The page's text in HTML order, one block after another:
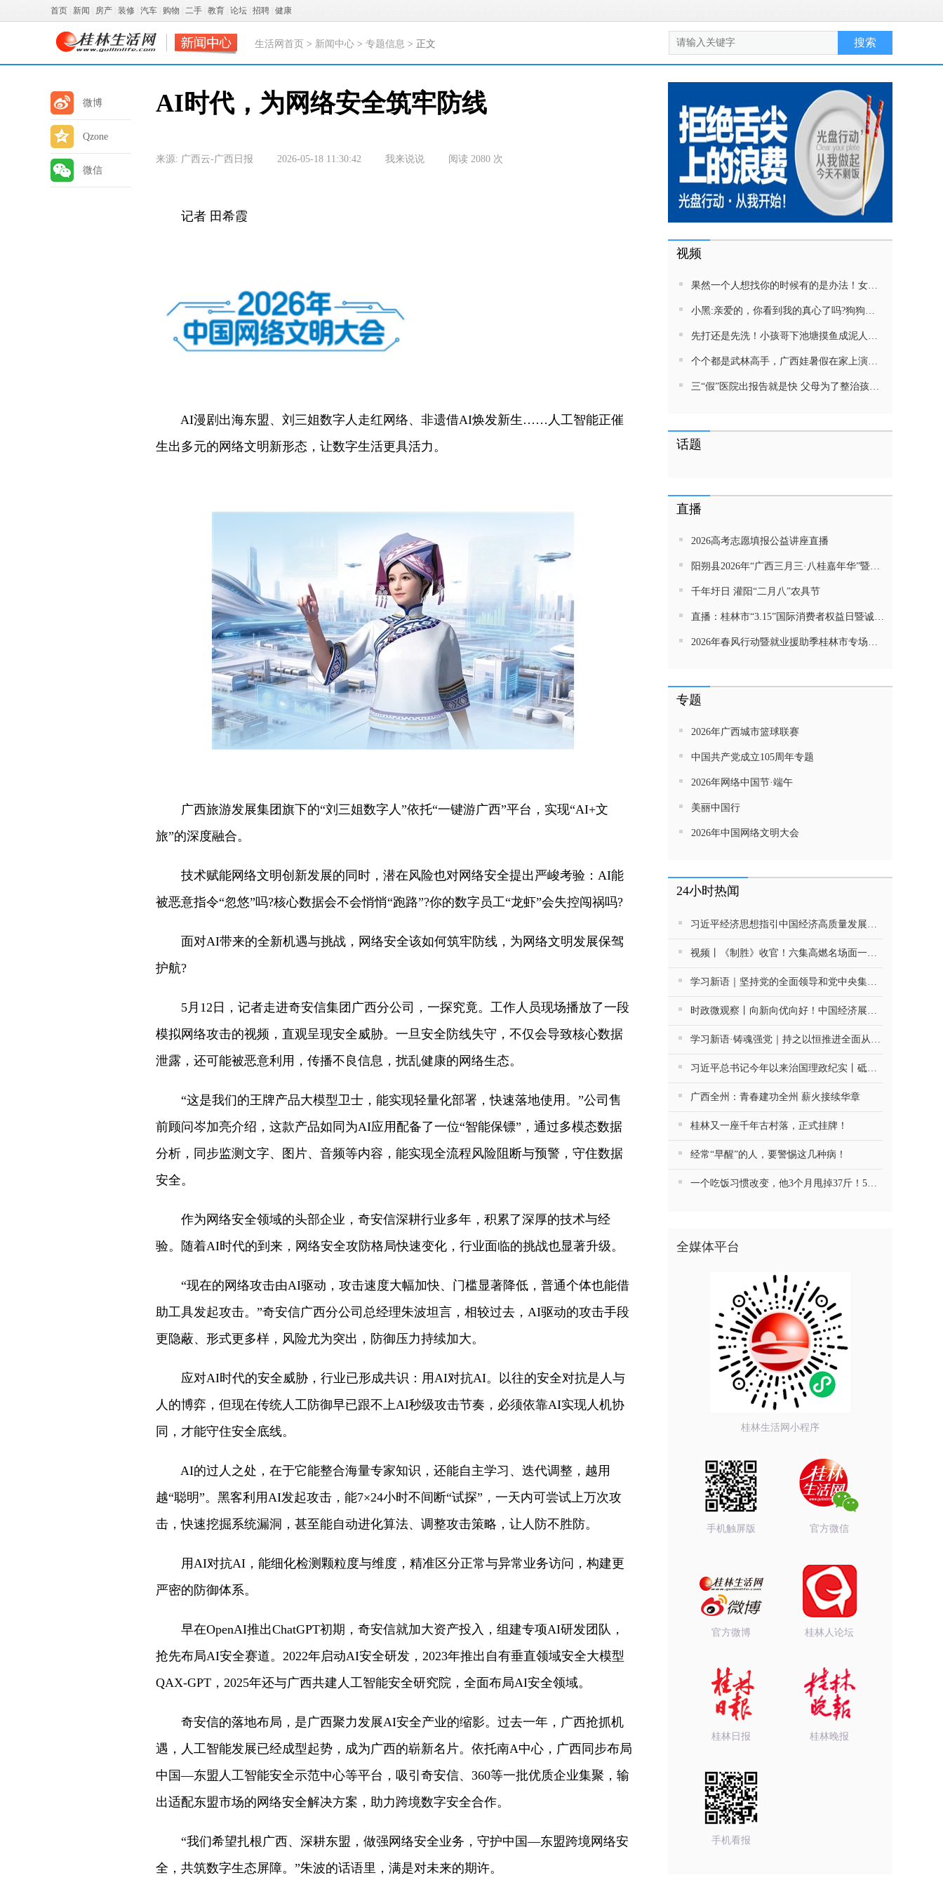
首页 新闻 房产 装修 汽车 购物 二手 教育 论坛 招聘 健康
生活网首页 > 新闻中心 > 专题信息 > 正文
微博
Qzone
微信
AI时代，为网络安全筑牢防线
来源: 广西云-广西日报 2026-05-18 11:30:42 我来说说 阅读 2080 次
记者 田希霞
AI漫剧出海东盟、刘三姐数字人走红网络、非遗借AI焕发新生……人工智能正催
生出多元的网络文明新形态，让数字生活更具活力。
广西旅游发展集团旗下的“刘三姐数字人”依托“一键游广西”平台，实现“AI+文
旅”的深度融合。
技术赋能网络文明创新发展的同时，潜在风险也对网络安全提出严峻考验：AI能
被恶意指令“忽悠”吗?核心数据会不会悄悄“跑路”?你的数字员工“龙虾”会失控闯祸吗?
面对AI带来的全新机遇与挑战，网络安全该如何筑牢防线，为网络文明发展保驾
护航?
5月12日，记者走进奇安信集团广西分公司，一探究竟。工作人员现场播放了一段
模拟网络攻击的视频，直观呈现安全威胁。一旦安全防线失守，不仅会导致核心数据
泄露，还可能被恶意利用，传播不良信息，扰乱健康的网络生态。
“这是我们的王牌产品大模型卫士，能实现轻量化部署，快速落地使用。”公司售
前顾问岑加亮介绍，这款产品如同为AI应用配备了一位“智能保镖”，通过多模态数据
分析，同步监测文字、图片、音频等内容，能实现全流程风险阻断与预警，守住数据
安全。
作为网络安全领域的头部企业，奇安信深耕行业多年，积累了深厚的技术与经
验。随着AI时代的到来，网络安全攻防格局快速变化，行业面临的挑战也显著升级。
“现在的网络攻击由AI驱动，攻击速度大幅加快、门槛显著降低，普通个体也能借
助工具发起攻击。”奇安信广西分公司总经理朱波坦言，相较过去，AI驱动的攻击手段
更隐蔽、形式更多样，风险尤为突出，防御压力持续加大。
应对AI时代的安全威胁，行业已形成共识：用AI对抗AI。以往的安全对抗是人与
人的博弈，但现在传统人工防御早已跟不上AI秒级攻击节奏，必须依靠AI实现人机协
同，才能守住安全底线。
AI的过人之处，在于它能整合海量专家知识，还能自主学习、迭代调整，越用
越“聪明”。黑客利用AI发起攻击，能7×24小时不间断“试探”，一天内可尝试上万次攻
击，快速挖掘系统漏洞，甚至能自动进化算法、调整攻击策略，让人防不胜防。
用AI对抗AI，能细化检测颗粒度与维度，精准区分正常与异常业务访问，构建更
严密的防御体系。
早在OpenAI推出ChatGPT初期，奇安信就加大资产投入，组建专项AI研发团队，
抢先布局AI安全赛道。2022年启动AI安全研发，2023年推出自有垂直领域安全大模型
QAX-GPT，2025年还与广西共建人工智能安全研究院，全面布局AI安全领域。
奇安信的落地布局，是广西聚力发展AI安全产业的缩影。过去一年，广西抢抓机
遇，人工智能发展已经成型起势，成为广西的崭新名片。依托南A中心，广西同步布局
中国—东盟人工智能安全示范中心等平台，吸引奇安信、360等一批优质企业集聚，输
出适配东盟市场的网络安全解决方案，助力跨境数字安全合作。
“我们希望扎根广西、深耕东盟，做强网络安全业务，守护中国—东盟跨境网络安
全，共筑数字生态屏障。”朱波的话语里，满是对未来的期许。
视频
果然一个人想找你的时候有的是办法！女生吵架将男友拉黑，结果男友给家里狗打电话了！汪：吵死了，一会就去把号码注销
小黑:亲爱的，你看到我的真心了吗?狗狗雨中等好朋狗不愿离去，网友:确实搞笑，黄黄都有男朋友，你却没有
先打还是先洗！小孩哥下池塘摸鱼成泥人！网友：这才是童年该有的样子，好怀念
个个都是武林高手，广西娃暑假在家上演武侠片，80后90后:以前我们也这样玩
三“假”医院出报告就是快 父母为了整治孩子少吃零食想尽了办法 网友：“又有”笑死我了
话题
直播
2026高考志愿填报公益讲座直播
阳朔县2026年“广西三月三·八桂嘉年华”暨金龙巡游活动直播
千年圩日 灌阳“二月八”农具节
直播：桂林市“3.15”国际消费者权益日暨诚信教育主题活动网民面对面活动
2026年春风行动暨就业援助季桂林市专场招聘活动直播带岗
专题
2026年广西城市篮球联赛
中国共产党成立105周年专题
2026年网络中国节·端午
美丽中国行
2026年中国网络文明大会
24小时热闻
习近平经济思想指引中国经济高质量发展行稳致远
视频丨《制胜》收官！六集高燃名场面一次看够
学习新语｜坚持党的全面领导和党中央集中统一领导
时政微观察丨向新向优向好！中国经济展现强大韧性和活力
学习新语·铸魂强党｜持之以恒推进全面从严治党
习近平总书记今年以来治国理政纪实丨砥砺初心使命 把党建设得更加坚强有力
广西全州：青春建功全州 薪火接续华章
桂林又一座千年古村落，正式挂牌！
经常“早醒”的人，要警惕这几种病！
一个吃饭习惯改变，他3个月甩掉37斤！5种慢病药停了4种
全媒体平台
桂林生活网小程序
手机触屏版 官方微信
官方微博 桂林人论坛
桂林日报 桂林晚报
手机看报